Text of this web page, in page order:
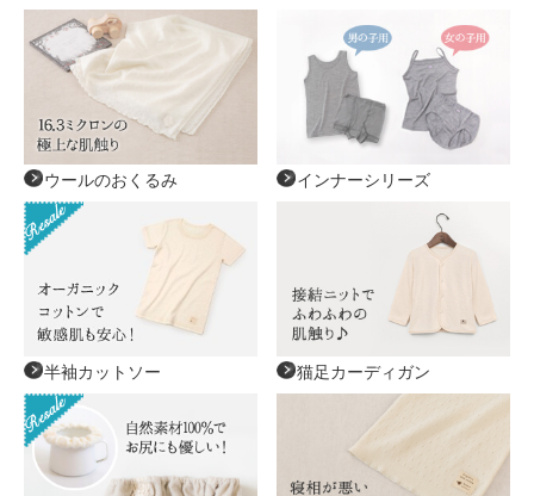
ウールのおくるみ インナーシリーズ
半袖カットソー 猫足カーディガン